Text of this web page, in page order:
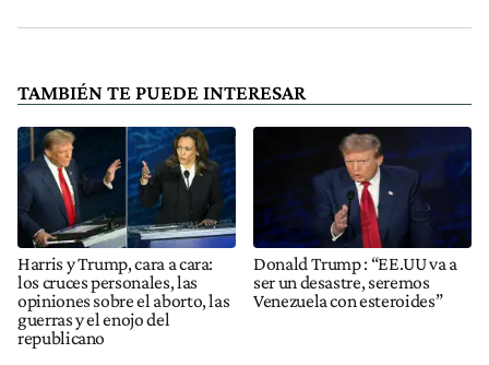
TAMBIÉN TE PUEDE INTERESAR
Harris y Trump, cara a cara:
los cruces personales, las
opiniones sobre el aborto, las
guerras y el enojo del
republicano
Donald Trump : “EE.UU va a
ser un desastre, seremos
Venezuela con esteroides”